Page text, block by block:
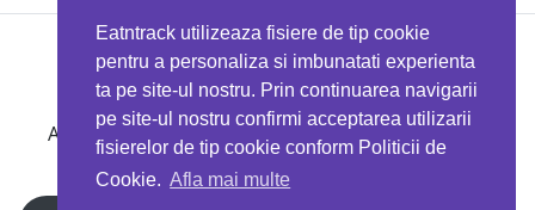
Eatntrack utilizeaza fisiere de tip cookie
pentru a personaliza si imbunatati experienta
ta pe site-ul nostru. Prin continuarea navigarii
pe site-ul nostru confirmi acceptarea utilizarii
fisierelor de tip cookie conform Politicii de
Cookie. Afla mai multe
MYPROTEIN
Ai 40%reducere la orice comandă folosind codul
EATTRACK